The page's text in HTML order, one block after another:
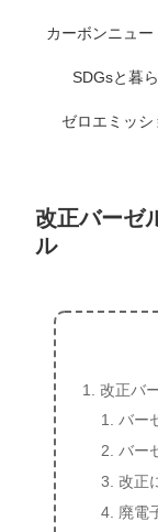
カーボンニュー
SDGsと暮
ゼロエミッシ
改正バーゼ
ル
改正バ
バー
バー
改正
廃電